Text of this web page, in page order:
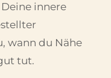
innere
wann du Nähe
tut.